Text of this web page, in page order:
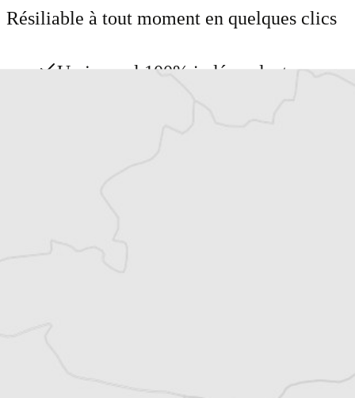
Résiliable à tout moment en quelques clics
Un journal 100% indépendant